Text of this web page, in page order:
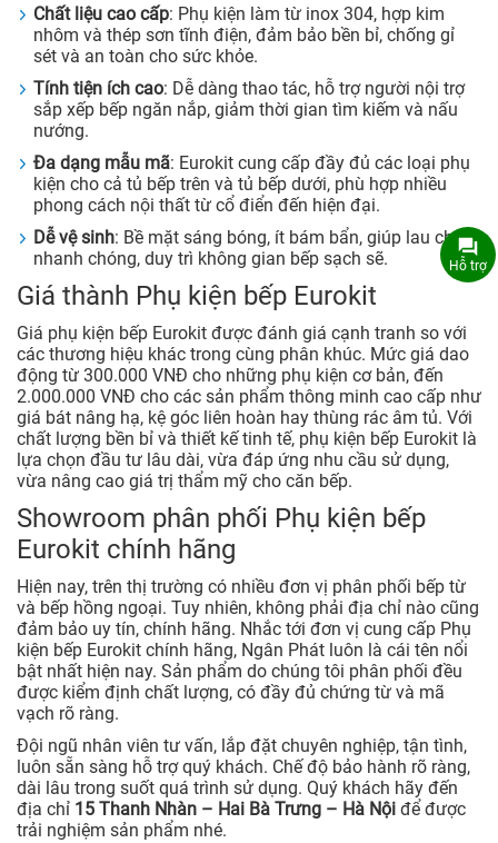
Chất liệu cao cấp: Phụ kiện làm từ inox 304, hợp kim
nhôm và thép sơn tĩnh điện, đảm bảo bền bỉ, chống gỉ
sét và an toàn cho sức khỏe.
Tính tiện ích cao: Dễ dàng thao tác, hỗ trợ người nội trợ
sắp xếp bếp ngăn nắp, giảm thời gian tìm kiếm và nấu
nướng.
Đa dạng mẫu mã: Eurokit cung cấp đầy đủ các loại phụ
kiện cho cả tủ bếp trên và tủ bếp dưới, phù hợp nhiều
phong cách nội thất từ cổ điển đến hiện đại.
Dễ vệ sinh: Bề mặt sáng bóng, ít bám bẩn, giúp lau chùi
nhanh chóng, duy trì không gian bếp sạch sẽ.
Giá thành Phụ kiện bếp Eurokit
Giá phụ kiện bếp Eurokit được đánh giá cạnh tranh so với
các thương hiệu khác trong cùng phân khúc. Mức giá dao
động từ 300.000 VNĐ cho những phụ kiện cơ bản, đến
2.000.000 VNĐ cho các sản phẩm thông minh cao cấp như
giá bát nâng hạ, kệ góc liên hoàn hay thùng rác âm tủ. Với
chất lượng bền bỉ và thiết kế tinh tế, phụ kiện bếp Eurokit là
lựa chọn đầu tư lâu dài, vừa đáp ứng nhu cầu sử dụng,
vừa nâng cao giá trị thẩm mỹ cho căn bếp.
Showroom phân phối Phụ kiện bếp
Eurokit chính hãng
Hiện nay, trên thị trường có nhiều đơn vị phân phối bếp từ
và bếp hồng ngoại. Tuy nhiên, không phải địa chỉ nào cũng
đảm bảo uy tín, chính hãng. Nhắc tới đơn vị cung cấp Phụ
kiện bếp Eurokit chính hãng, Ngân Phát luôn là cái tên nổi
bật nhất hiện nay. Sản phẩm do chúng tôi phân phối đều
được kiểm định chất lượng, có đầy đủ chứng từ và mã
vạch rõ ràng.
Đội ngũ nhân viên tư vấn, lắp đặt chuyên nghiệp, tận tình,
luôn sẵn sàng hỗ trợ quý khách. Chế độ bảo hành rõ ràng,
dài lâu trong suốt quá trình sử dụng. Quý khách hãy đến
địa chỉ 15 Thanh Nhàn – Hai Bà Trưng – Hà Nội để được
trải nghiệm sản phẩm nhé.
Hỗ trợ